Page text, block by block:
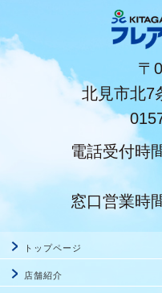
〒
北見市北7
電話受付時
窓口営業時
トップページ
店舗紹介